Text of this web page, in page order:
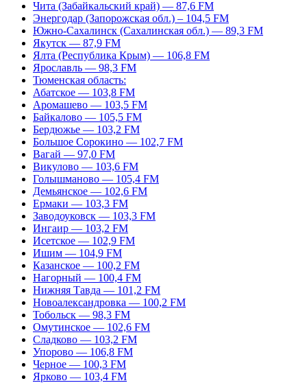
Чита (Забайкальский край) — 87,6 FM
Энергодар (Запорожская обл.) – 104,5 FM
Южно-Сахалинск (Сахалинская обл.) — 89,3 FM
Якутск — 87,9 FM
Ялта (Республика Крым) — 106,8 FM
Ярославль — 98,3 FM
Тюменская область:
Абатское — 103,8 FM
Аромашево — 103,5 FM
Байкалово — 105,5 FM
Бердюжье — 103,2 FM
Большое Сорокино — 102,7 FM
Вагай — 97,0 FM
Викулово — 103,6 FM
Голышманово — 105,4 FM
Демьянское — 102,6 FM
Ермаки — 103,3 FM
Заводоуковск — 103,3 FM
Ингаир — 103,2 FM
Исетское — 102,9 FM
Ишим — 104,9 FM
Казанское — 100,2 FM
Нагорный — 100,4 FM
Нижняя Тавда — 101,2 FM
Новоалександровка — 100,2 FM
Тобольск — 98,3 FM
Омутинское — 102,6 FM
Сладково — 103,2 FM
Упорово — 106,8 FM
Черное — 100,3 FM
Ярково — 103,4 FM